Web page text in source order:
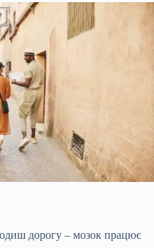
дорогу – мозок працює